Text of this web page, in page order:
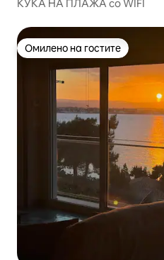
КУЌА НА ПЛАЖА со WIFI
Омилено на гостите
Омилено на гостите